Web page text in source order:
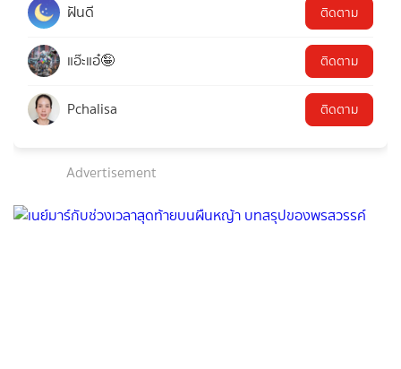
ฝันดี ติดตาม
แอ๊ะแอ๋🤪 ติดตาม
Pchalisa ติดตาม
Advertisement